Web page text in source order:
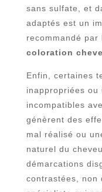
sans sulfate, et
adaptés est un
recommandé par
coloration
Enfin, certaines
inappropriées ou
incompatibles
génèrent des
mal réalisé ou
naturel du
démarcations
contrastées, non